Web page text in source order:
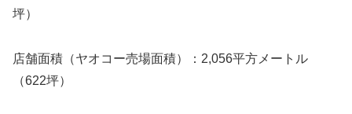
坪）
店舗面積（ヤオコー売場面積）：2,056平方メートル
（622坪）